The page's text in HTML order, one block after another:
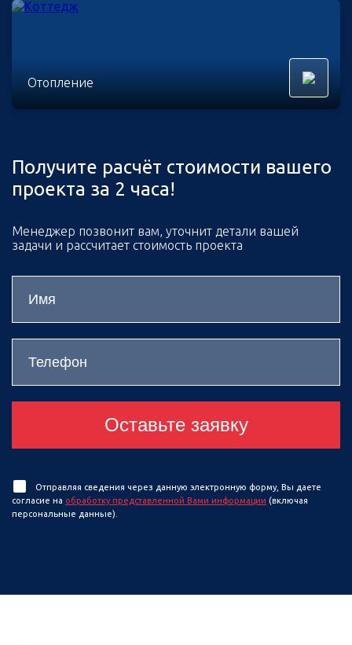
Отопление
Получите расчёт стоимости вашего
проекта за 2 часа!
Менеджер позвонит вам, уточнит детали вашей
задачи и рассчитает стоимость проекта
Оставьте заявку
Отправляя сведения через данную электронную форму, Вы даете
согласие на обработку представленной Вами информации (включая
персональные данные).